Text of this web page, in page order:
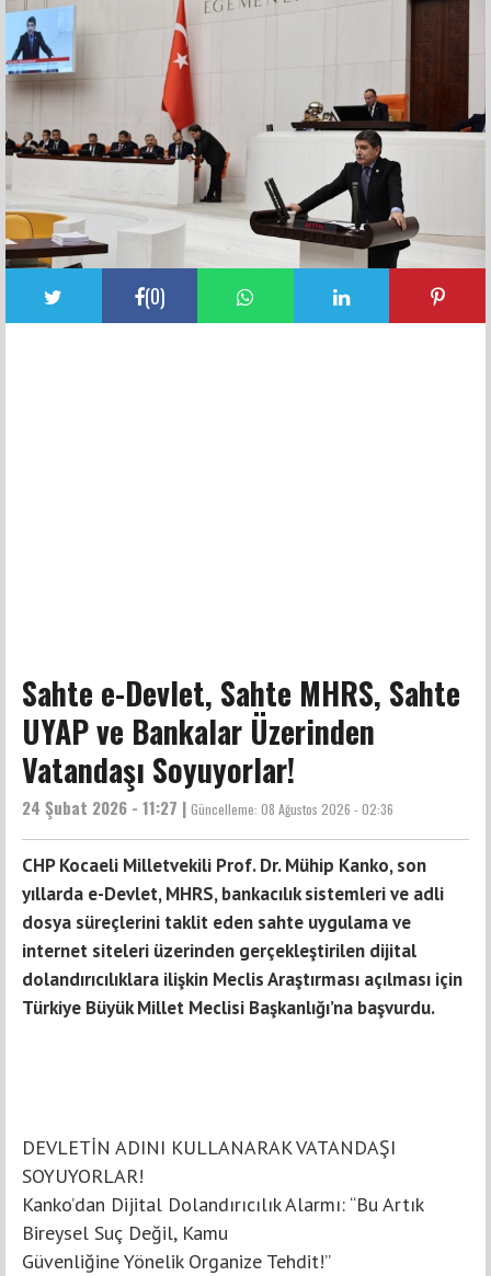
(0)
Sahte e-Devlet, Sahte MHRS, Sahte
UYAP ve Bankalar Üzerinden
Vatandaşı Soyuyorlar!
24 Şubat 2026 - 11:27 | Güncelleme: 08 Ağustos 2026 - 02:36
CHP Kocaeli Milletvekili Prof. Dr. Mühip Kanko, son
yıllarda e-Devlet, MHRS, bankacılık sistemleri ve adli
dosya süreçlerini taklit eden sahte uygulama ve
internet siteleri üzerinden gerçekleştirilen dijital
dolandırıcılıklara ilişkin Meclis Araştırması açılması için
Türkiye Büyük Millet Meclisi Başkanlığı’na başvurdu.
DEVLETİN ADINI KULLANARAK VATANDAŞI
SOYUYORLAR!
Kanko’dan Dijital Dolandırıcılık Alarmı: “Bu Artık
Bireysel Suç Değil, Kamu
Güvenliğine Yönelik Organize Tehdit!”